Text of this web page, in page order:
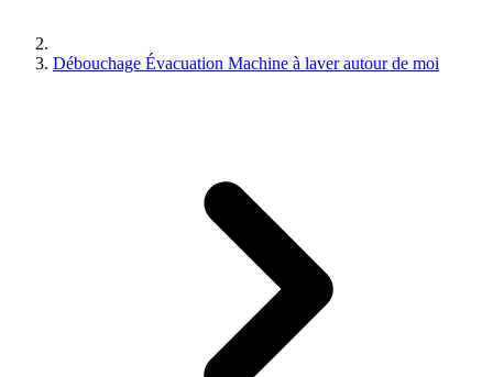
Débouchage Évacuation Machine à laver autour de moi